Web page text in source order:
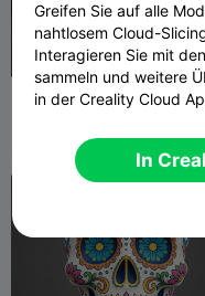
Undead Wanderer
Büste – Hochdetaillierte
Greifen Sie auf alle
nahtlosem Cloud-
Interagieren Sie mit
sammeln und weitere
in der Creality Cloud
In